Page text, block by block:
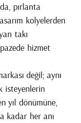
pırlanta
kolyelerden
takı
hizmet
değil; aynı
isteyenlerin
yıl dönümüne,
kadar her anı